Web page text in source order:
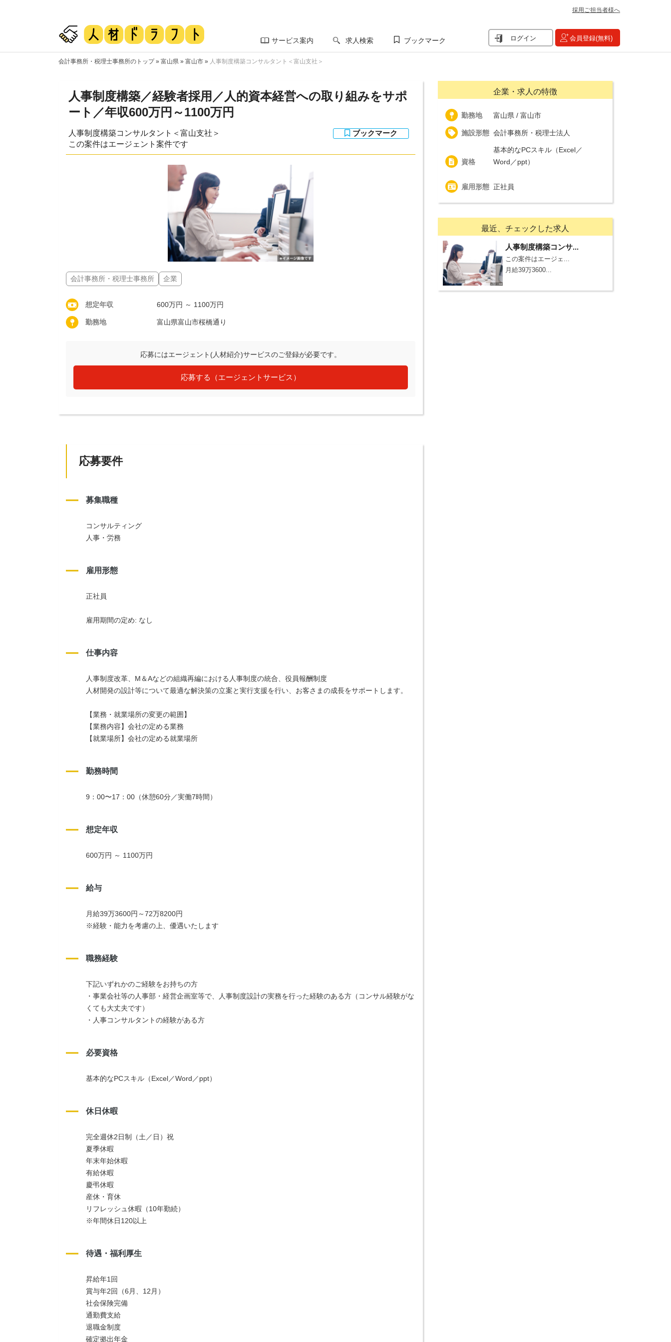
採用ご担当者様へ
サービス案内 求人検索 ブックマーク ログイン 会員登録(無料)
会計事務所・税理士事務所のトップ» 富山県 » 富山市 » 人事制度構築コンサルタント＜富山支社＞
人事制度構築／経験者採用／人的資本経営への取り組みをサポ
ート／年収600万円～1100万円
人事制度構築コンサルタント＜富山支社＞
この案件はエージェント案件です
会計事務所・税理士事務所 企業
想定年収 600万円 ～ 1100万円
勤務地 富山県富山市桜橋通り
応募にはエージェント(人材紹介)サービスのご登録が必要です。
応募する（エージェントサービス）
応募要件
募集職種
コンサルティング
人事・労務
雇用形態
正社員
雇用期間の定め: なし
仕事内容
人事制度改革、M＆Aなどの組織再編における人事制度の統合、役員報酬制度
人材開発の設計等について最適な解決策の立案と実行支援を行い、お客さまの成長をサポートします。
【業務・就業場所の変更の範囲】
【業務内容】会社の定める業務
【就業場所】会社の定める就業場所
勤務時間
9：00〜17：00（休憩60分／実働7時間）
想定年収
600万円 ～ 1100万円
給与
月給39万3600円～72万8200円
※経験・能力を考慮の上、優遇いたします
職務経験
下記いずれかのご経験をお持ちの方
・事業会社等の人事部・経営企画室等で、人事制度設計の実務を行った経験のある方（コンサル経験がな
くても大丈夫です）
・人事コンサルタントの経験がある方
必要資格
基本的なPCスキル（Excel／Word／ppt）
休日休暇
完全週休2日制（土／日）祝
夏季休暇
年末年始休暇
有給休暇
慶弔休暇
産休・育休
リフレッシュ休暇（10年勤続）
※年間休日120以上
待遇・福利厚生
昇給年1回
賞与年2回（6月、12月）
社会保険完備
通勤費支給
退職金制度
確定拠出年金
企業・求人の特徴
勤務地 富山県 / 富山市
施設形態 会計事務所・税理士法人
資格
基本的なPCスキル（Excel／
Word／ppt）
雇用形態 正社員
最近、チェックした求人
人事制度構築コンサ...
この案件はエージェ...
月給39万3600...